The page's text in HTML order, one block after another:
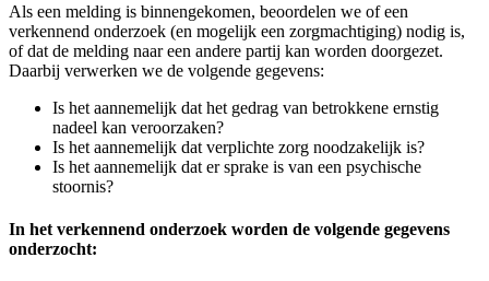
Als een melding is binnengekomen, beoordelen we of een
verkennend onderzoek (en mogelijk een zorgmachtiging) nodig is,
of dat de melding naar een andere partij kan worden doorgezet.
Daarbij verwerken we de volgende gegevens:
Is het aannemelijk dat het gedrag van betrokkene ernstig
nadeel kan veroorzaken?
Is het aannemelijk dat verplichte zorg noodzakelijk is?
Is het aannemelijk dat er sprake is van een psychische
stoornis?
In het verkennend onderzoek worden de volgende gegevens
onderzocht: